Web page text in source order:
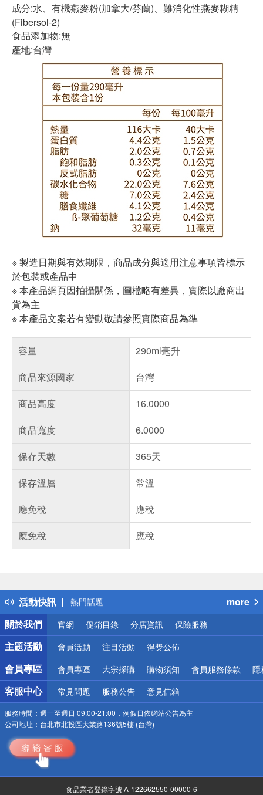
成分:水、有機燕麥粉(加拿大/芬蘭)、難消化性燕麥糊精
(Fibersol-2)
食品添加物:無
產地:台灣
※ 製造日期與有效期限，商品成分與適用注意事項皆標示
於包裝或產品中
※ 本產品網頁因拍攝關係，圖檔略有差異，實際以廠商出
貨為主
※ 本產品文案若有變動敬請參照實際商品為準
容量
290ml毫升
商品來源國家
台灣
商品高度
16.0000
商品寬度
6.0000
保存天數
365天
保存溫層
常溫
應免稅
應稅
應免稅
應稅
活動快訊
得獎公告
熱門話題
銀行優惠
偏遠地區配送
詐騙網頁！請小心！
more
關於我們
官網 促銷目錄 分店資訊 保險服務
主題活動 會員活動 注目活動 得獎公佈
會員專區 會員專區 大宗採購 購物須知 會員服務條款 隱
客服中心 常見問題 服務公告 意見信箱
服務時間： 週一至週日 09:00-21:00，例假日依網站公告為主
公司地址： 台北市北投區大業路136號5樓 (台灣)
食品業者登錄字號 A-122662550-00000-6